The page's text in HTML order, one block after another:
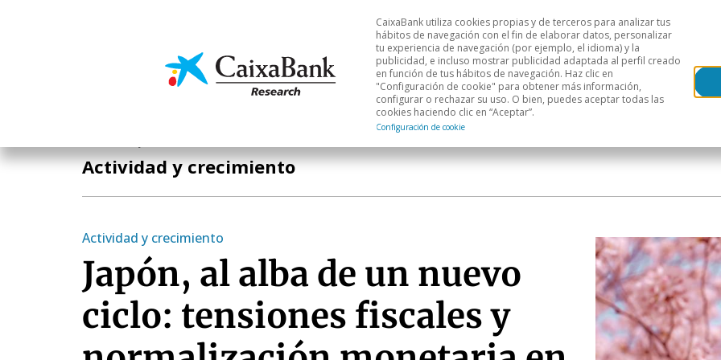
Economía y mercados Análisis sectorial Áreas geográficas
CaixaBank utiliza cookies propias y de terceros para analizar tus
hábitos de navegación con el fin de elaborar datos, personalizar
tu experiencia de navegación (por ejemplo, el idioma) y la
publicidad, e incluso mostrar publicidad adaptada al perfil creado
en función de tus hábitos de navegación. Haz clic en
"Configuración de cookie" para obtener más información,
configurar o rechazar su uso. O bien, puedes aceptar todas las
cookies haciendo clic en “Aceptar”.
Configuración de cookie
Actividad y crecimiento
Actividad y crecimiento
Japón, al alba de un nuevo
ciclo: tensiones fiscales y